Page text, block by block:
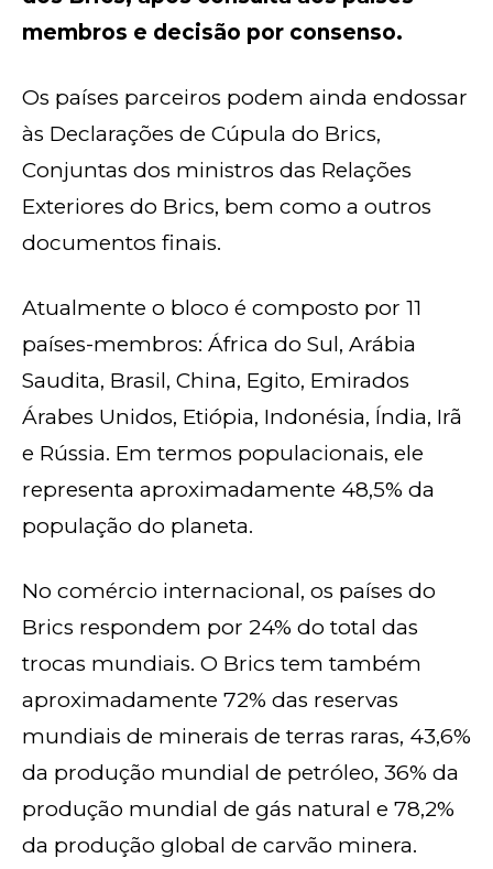
membros e decisão por consenso.
Os países parceiros podem ainda endossar
às Declarações de Cúpula do Brics,
Conjuntas dos ministros das Relações
Exteriores do Brics, bem como a outros
documentos finais.
Atualmente o bloco é composto por 11
países-membros: África do Sul, Arábia
Saudita, Brasil, China, Egito, Emirados
Árabes Unidos, Etiópia, Indonésia, Índia, Irã
e Rússia. Em termos populacionais, ele
representa aproximadamente 48,5% da
população do planeta.
No comércio internacional, os países do
Brics respondem por 24% do total das
trocas mundiais. O Brics tem também
aproximadamente 72% das reservas
mundiais de minerais de terras raras, 43,6%
da produção mundial de petróleo, 36% da
produção mundial de gás natural e 78,2%
da produção global de carvão minera.